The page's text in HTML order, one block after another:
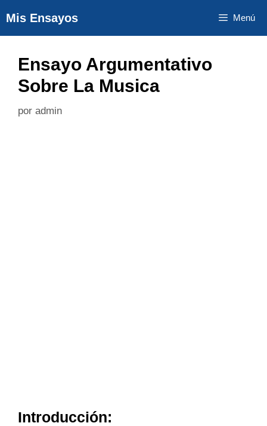
al
contenido
Mis Ensayos Menú
Ensayo Argumentativo
Sobre La Musica
por admin
Introducción: